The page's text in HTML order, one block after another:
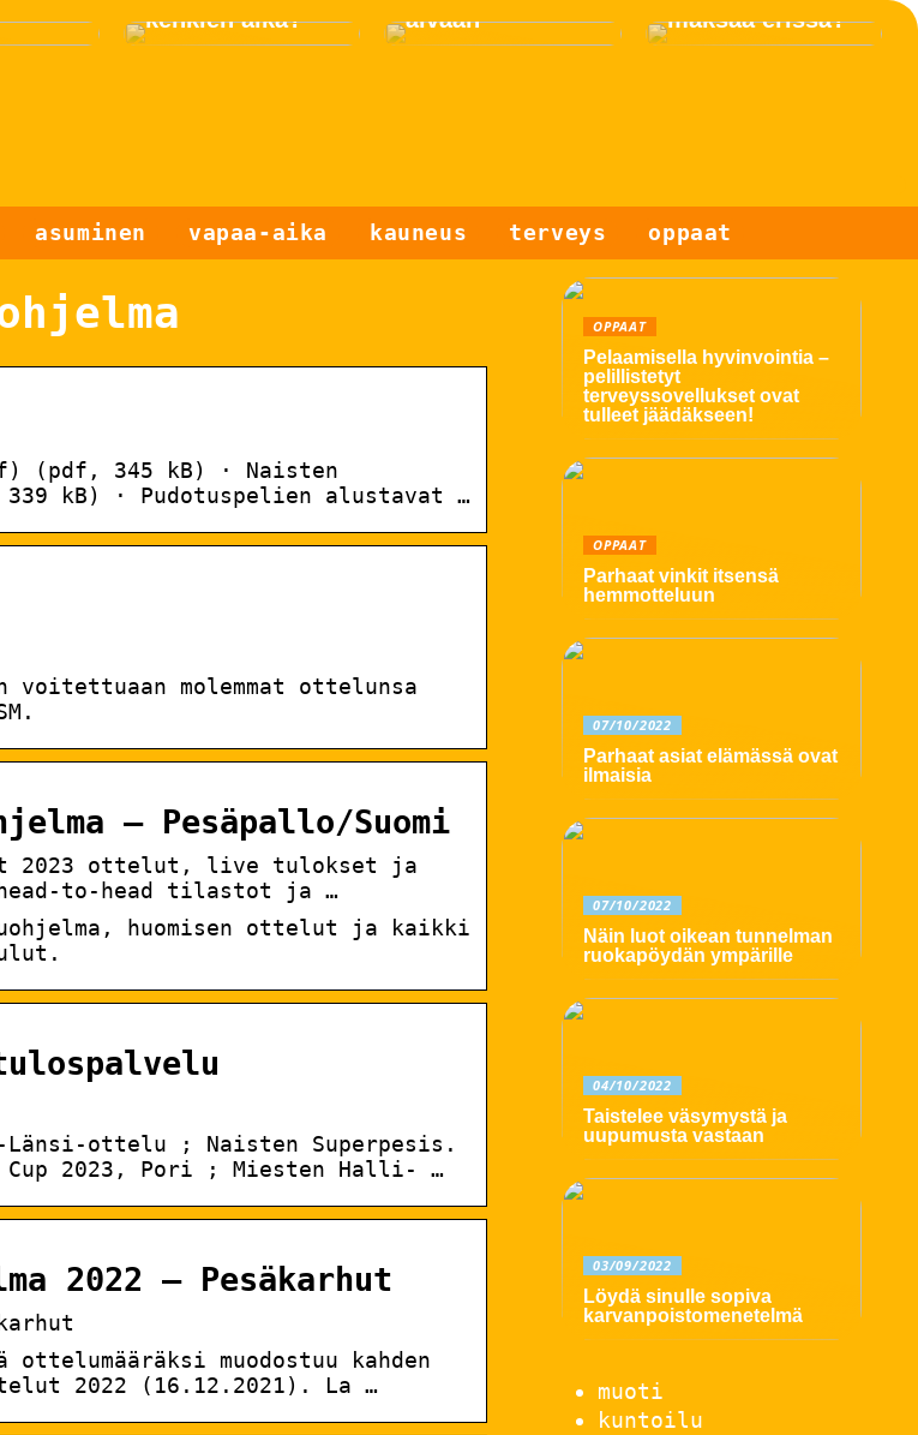
kenkien aika?
äivään
maksaa erissä?
asuminen vapaa-aika kauneus terveys oppaat
(pdf, 345 kB) · Naisten
kB) · Pudotuspelien alustavat …
voitettuaan molemmat ottelunsa
– Pesäpallo/Suomi
2023 ottelut, live tulokset ja
to-head tilastot ja …
huomisen ottelut ja kaikki
ottelu ; Naisten Superpesis.
Cup 2023, Pori ; Miesten Halli- …
2022 – Pesäkarhut
muodostuu kahden
2022 (16.12.2021). La …
OPPAAT
Pelaamisella hyvinvointia –
pelillistetyt
terveyssovellukset ovat
tulleet jäädäkseen!
OPPAAT
Parhaat vinkit itsensä
hemmotteluun
07/10/2022
Parhaat asiat elämässä ovat
ilmaisia
07/10/2022
Näin luot oikean tunnelman
ruokapöydän ympärille
04/10/2022
Taistelee väsymystä ja
uupumusta vastaan
03/09/2022
Löydä sinulle sopiva
karvanpoistomenetelmä
muoti
kuntoilu